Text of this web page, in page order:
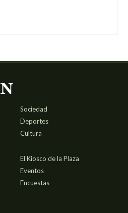
Sociedad
Deportes
Cultura
El Kiosco de la Plaza
Eventos
Encuestas